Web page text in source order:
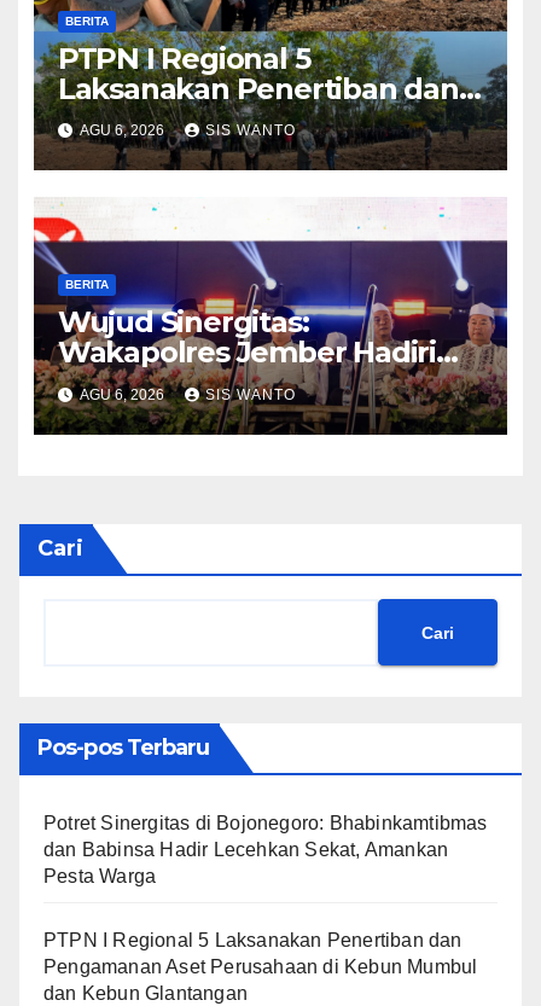
BERITA
PTPN I Regional 5
Laksanakan Penertiban dan
Pengamanan Aset
Perusahaan di Kebun
Mumbul dan Kebun
Glantangan
AGU 6, 2026 SIS WANTO
BERITA
Wujud Sinergitas:
Wakapolres Jember Hadiri
Sholawat & Doa Sambut HUT
RI ke-81
AGU 6, 2026 SIS WANTO
Cari
Cari
Pos-pos Terbaru
​Potret Sinergitas di Bojonegoro: Bhabinkamtibmas
dan Babinsa Hadir Lecehkan Sekat, Amankan
Pesta Warga
PTPN I Regional 5 Laksanakan Penertiban dan
Pengamanan Aset Perusahaan di Kebun Mumbul
dan Kebun Glantangan